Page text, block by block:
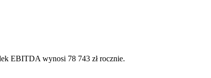
EBITDA wynosi 78 743 zł rocznie.